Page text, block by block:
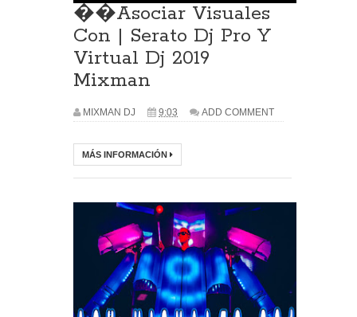
��Asociar Visuales
Con | Serato Dj Pro Y
Virtual Dj 2019
Mixman
MIXMAN DJ 9:03 ADD COMMENT
MÁS INFORMACIÓN